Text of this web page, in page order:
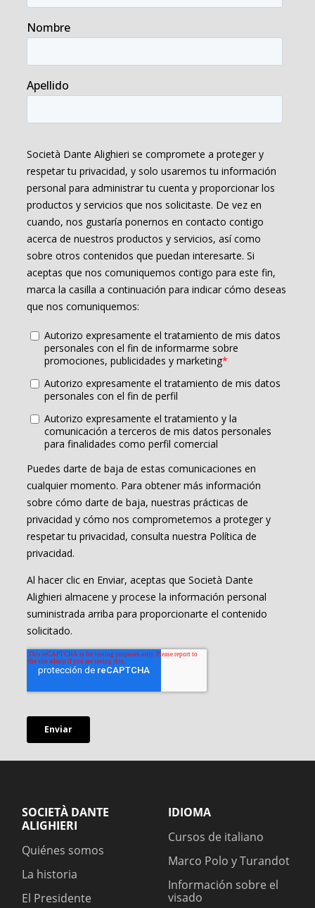
SOCIETÀ DANTE
ALIGHIERI
Quiénes somos
La historia
El Presidente
IDIOMA
Cursos de italiano
Marco Polo y Turandot
Información sobre el
visado